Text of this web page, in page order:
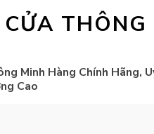
THÔNG
Minh Hàng Chính Hãng,
Cao